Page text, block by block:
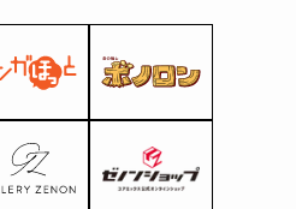
disagio", uscirà